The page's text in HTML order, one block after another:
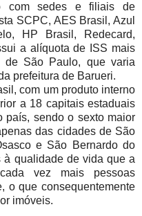
com sedes e filiais de
SCPC, AES Brasil, Azul
HP Brasil, Redecard,
a alíquota de ISS mais
de São Paulo, que varia
prefeitura de Barueri.
com um produto interno
a 18 capitais estaduais
país, sendo o sexto maior
das cidades de São
e São Bernardo do
à qualidade de vida que a
vez mais pessoas
o que consequentemente
imóveis.